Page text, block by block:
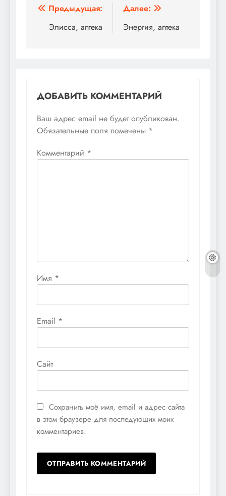
Навигация
по
Предыдущая:
Элисса, аптека
Далее:
Энергия, аптека
ДОБАВИТЬ КОММЕНТАРИЙ
Ваш адрес email не будет опубликован.
Обязательные поля помечены *
Комментарий *
Имя *
Email *
Сайт
Сохранить моё имя, email и адрес сайта
в этом браузере для последующих моих
комментариев.